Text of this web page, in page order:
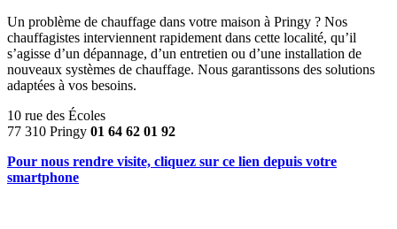
Un problème de chauffage dans votre maison à Pringy ? Nos
chauffagistes interviennent rapidement dans cette localité, qu’il
s’agisse d’un dépannage, d’un entretien ou d’une installation de
nouveaux systèmes de chauffage. Nous garantissons des solutions
adaptées à vos besoins.
10 rue des Écoles
77 310 Pringy 01 64 62 01 92
Pour nous rendre visite, cliquez sur ce lien depuis votre
smartphone